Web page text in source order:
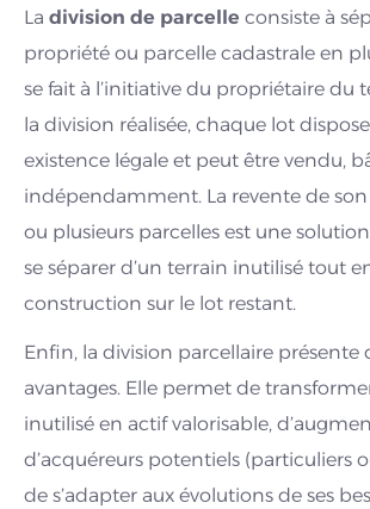
La division de parcelle consiste à
propriété ou parcelle cadastrale en
se fait à l’initiative du propriétaire du
la division réalisée, chaque lot
existence légale et peut être vendu,
indépendamment. La revente de
ou plusieurs parcelles est une
se séparer d’un terrain inutilisé tout
construction sur le lot restant.
Enfin, la division parcellaire présente
avantages. Elle permet de
inutilisé en actif valorisable,
d’acquéreurs potentiels (particuliers
de s’adapter aux évolutions de ses